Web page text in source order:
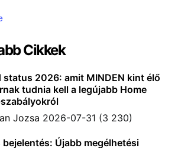
Cikkek
status 2026: amit MINDEN kint élő
tudnia kell a legújabb Home
Jozsa 2026-07-31 (3 230)
bejelentés: Újabb megélhetési